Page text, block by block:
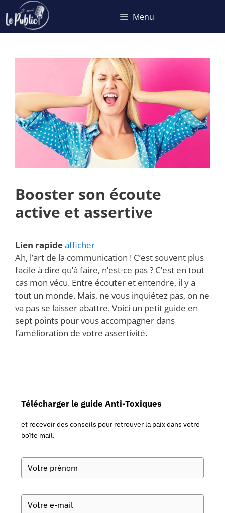
au
contenu
Menu
Booster son écoute
active et assertive
Lien rapideafficher
Ah, l’art de la communication ! C’est souvent plus
facile à dire qu’à faire, n’est-ce pas ? C’est en tout
cas mon vécu. Entre écouter et entendre, il y a
tout un monde. Mais, ne vous inquiétez pas, on ne
va pas se laisser abattre. Voici un petit guide en
sept points pour vous accompagner dans
l’amélioration de votre assertivité.
Télécharger le guide Anti-Toxiques
et recevoir des conseils pour retrouver la paix dans votre
boîte mail.